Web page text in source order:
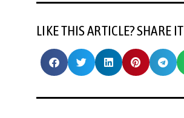
LIKE THIS ARTICLE? SHARE IT